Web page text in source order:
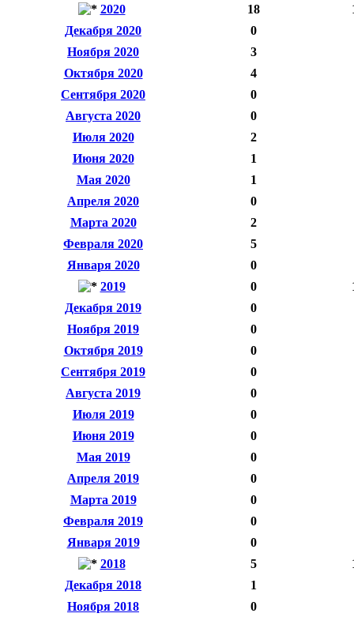
2020 18
Декабря 2020
0
Ноября 2020
3
Октября 2020
4
Сентября 2020
0
Августа 2020
0
Июля 2020
2
Июня 2020
1
Мая 2020
1
Апреля 2020
0
Марта 2020
2
Февраля 2020
5
Января 2020
0
2019
0
Декабря 2019
0
Ноября 2019
0
Октября 2019
0
Сентября 2019
0
Августа 2019
0
Июля 2019
0
Июня 2019
0
Мая 2019
0
Апреля 2019
0
Марта 2019
0
Февраля 2019
0
Января 2019
0
2018
5
Декабря 2018
1
Ноября 2018
0